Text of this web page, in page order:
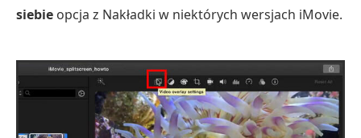
siebie opcja z Nakładki w niektórych wersjach iMovie.